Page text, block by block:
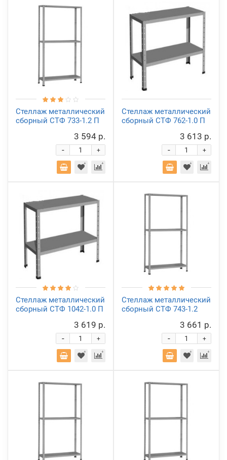
Стеллаж металлический
сборный СТФ 733-1.2 П
3 594 р.
+
-
Стеллаж металлический
сборный СТФ 762-1.0 П
3 613 р.
+
-
Стеллаж металлический
сборный СТФ 1042-1.0 П
3 619 р.
+
-
Стеллаж металлический
сборный СТФ 743-1.2
3 661 р.
+
-